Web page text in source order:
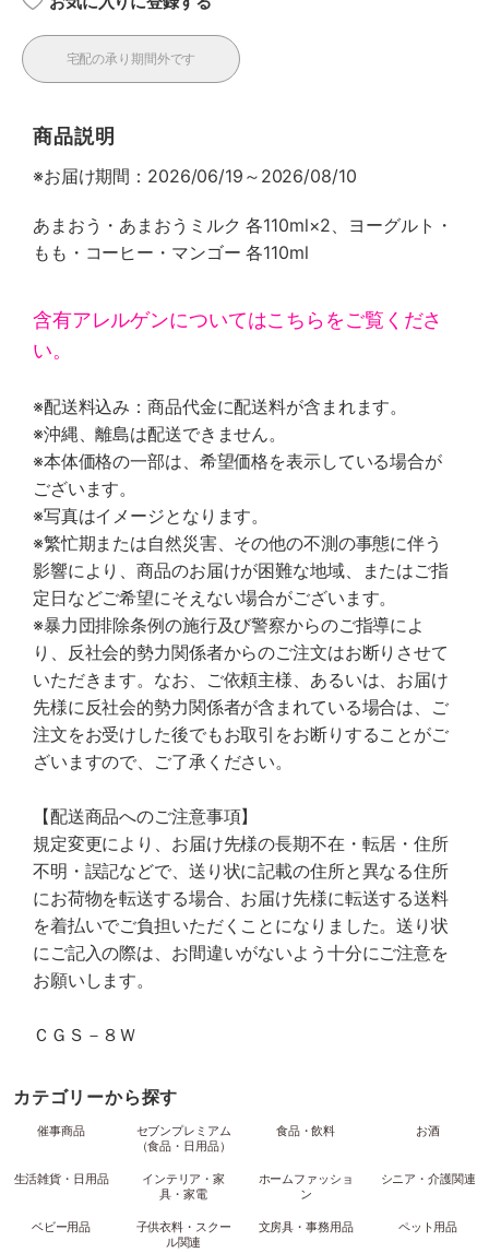
宅配の承り期間外です
商品説明
※お届け期間：2026/06/19～2026/08/10
あまおう・あまおうミルク 各110ml×2、ヨーグルト・
もも・コーヒー・マンゴー 各110ml
含有アレルゲンについてはこちらをご覧くださ
い。
※配送料込み：商品代金に配送料が含まれます。
※沖縄、離島は配送できません。
※本体価格の一部は、希望価格を表示している場合が
ございます。
※写真はイメージとなります。
※繁忙期または自然災害、その他の不測の事態に伴う
影響により、商品のお届けが困難な地域、またはご指
定日などご希望にそえない場合がございます。
※暴力団排除条例の施行及び警察からのご指導によ
り、反社会的勢力関係者からのご注文はお断りさせて
いただきます。なお、ご依頼主様、あるいは、お届け
先様に反社会的勢力関係者が含まれている場合は、ご
注文をお受けした後でもお取引をお断りすることがご
ざいますので、ご了承ください。
【配送商品へのご注意事項】
規定変更により、お届け先様の長期不在・転居・住所
不明・誤記などで、送り状に記載の住所と異なる住所
にお荷物を転送する場合、お届け先様に転送する送料
を着払いでご負担いただくことになりました。送り状
にご記入の際は、お間違いがないよう十分にご注意を
お願いします。
ＣＧＳ－８Ｗ
カテゴリーから探す
催事商品
セブンプレミアム
（食品・日用品）
食品・飲料 お酒
生活雑貨・日用品
インテリア・家
具・家電
ホームファッショ
ン
シニア・介護関連
ベビー用品
子供衣料・スクー
ル関連
文房具・事務用品 ペット用品